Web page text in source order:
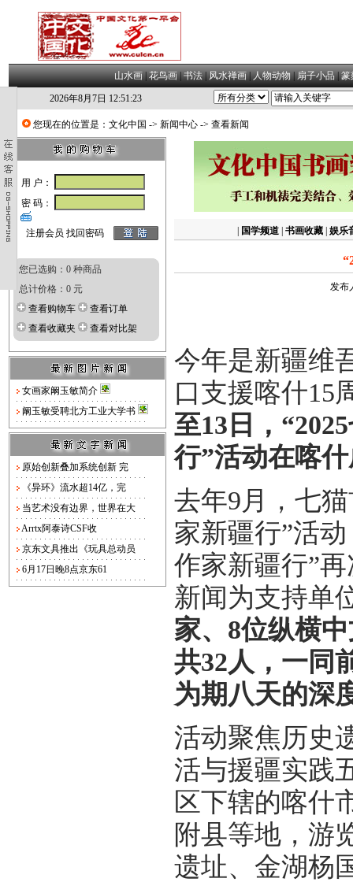
山水画|花鸟画|书法|风水禅画|人物动物|扇子小品|篆
2026年8月7日 12:51:24
您现在的位置是： 文化中国 -> 新闻中心 -> 查看新闻
用 户：
密 码：
注册会员 找回密码
您已选购：0 种商品
总计价格：0 元
查看购物车
查看订单
查看收藏夹
查看对比架
女画家阚玉敏简介
阚玉敏受聘北方工业大学书
原始创新叠加系统创新 完
《异环》流水超14亿，完
当艺术没有边界，世界在大
Arrtx阿泰诗CSF收
京东文具推出《玩具总动员
6月17日晚8点京东61
国学频道 书画收藏 娱乐
发布
今年是新疆维
口支援喀什15
至13日，
行”活动在喀
去年9月，七
家新疆行”活
作家新疆行”
新闻为支持单
家、8位纵横
共32人，一同
为期八天的深
活动聚焦历史
活与援疆实践
区下辖的喀什
附县等地，游
遗址、金湖杨